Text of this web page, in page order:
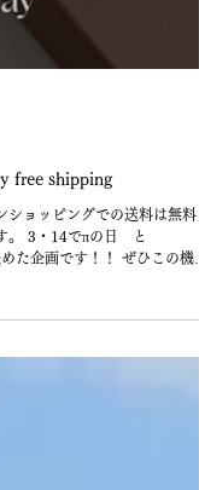
free shipping
ショッピングでの送料は無料
。 3・14でπの日 と
た企画です！！ ぜひこの機